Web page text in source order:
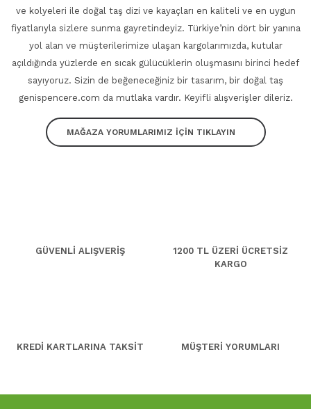
ve kolyeleri ile doğal taş dizi ve kayaçları en kaliteli ve en uygun
fiyatlarıyla sizlere sunma gayretindeyiz. Türkiye’nin dört bir yanına
yol alan ve müşterilerimize ulaşan kargolarımızda, kutular
açıldığında yüzlerde en sıcak gülücüklerin oluşmasını birinci hedef
sayıyoruz. Sizin de beğeneceğiniz bir tasarım, bir doğal taş
genispencere.com da mutlaka vardır. Keyifli alışverişler dileriz.
MAĞAZA YORUMLARIMIZ İÇİN TIKLAYIN
GÜVENLİ ALIŞVERİŞ
1200 TL ÜZERİ ÜCRETSİZ
KARGO
KREDİ KARTLARINA TAKSİT MÜŞTERİ YORUMLARI